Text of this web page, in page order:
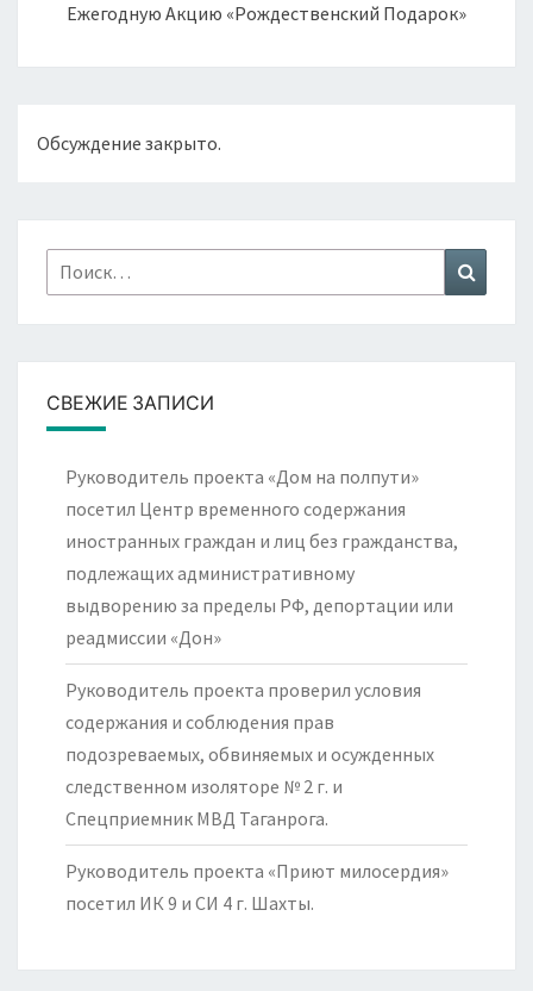
Ежегодную Акцию «Рождественский Подарок»
Обсуждение закрыто.
Найти:
СВЕЖИЕ ЗАПИСИ
Руководитель проекта «Дом на полпути»
посетил Центр временного содержания
иностранных граждан и лиц без гражданства,
подлежащих административному
выдворению за пределы РФ, депортации или
реадмиссии «Дон»
Руководитель проекта проверил условия
содержания и соблюдения прав
подозреваемых, обвиняемых и осужденных
следственном изоляторе № 2 г. и
Спецприемник МВД Таганрога.
Руководитель проекта «Приют милосердия»
посетил ИК 9 и СИ 4 г. Шахты.